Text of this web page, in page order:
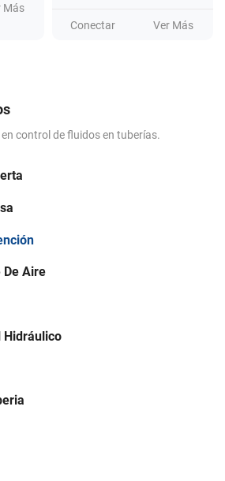
control de fluidos en tuberías.
De Aire
Hidráulico
Más
Conectar Ver Más